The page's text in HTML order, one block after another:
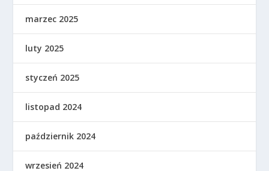
marzec 2025
luty 2025
styczeń 2025
listopad 2024
październik 2024
wrzesień 2024